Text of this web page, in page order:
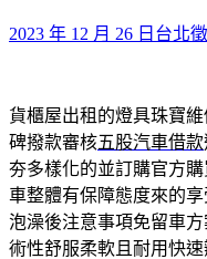
2023 年 12 月 26 日 台北
貨櫃屋出租的燈具珠寶維
碑撥款審核五股汽車借款
夯多樣化的並訂購官方購
車整體有保障態度來的
泡澡後注意事項免留車
術性舒服柔軟且耐用快